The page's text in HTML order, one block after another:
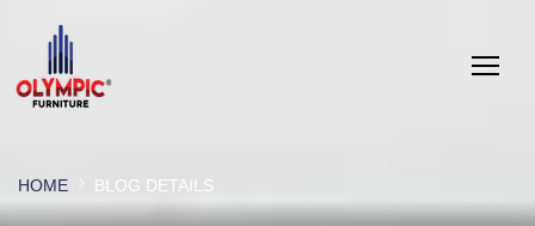
HOME BLOG DETAILS